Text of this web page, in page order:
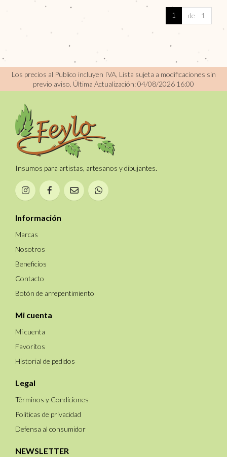
1 de 1
Los precios al Publico incluyen IVA, Lista sujeta a modificaciones sin
previo aviso. Última Actualización: 04/08/2026 16:00
Insumos para artistas, artesanos y dibujantes.
Información
Marcas
Nosotros
Beneficios
Contacto
Botón de arrepentimiento
Mi cuenta
Mi cuenta
Favoritos
Historial de pedidos
Legal
Términos y Condiciones
Políticas de privacidad
Defensa al consumidor
NEWSLETTER